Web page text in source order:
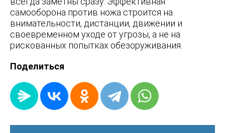
самооборона против ножа строится на
внимательности, дистанции, движении и
своевременном уходе от угрозы, а не на
рискованных попытках обезоруживания.
Поделиться